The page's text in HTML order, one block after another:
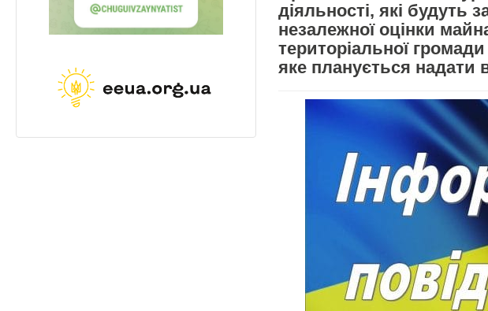
діяльності, які будуть
незалежної оцінки
територіальної
яке планується надати